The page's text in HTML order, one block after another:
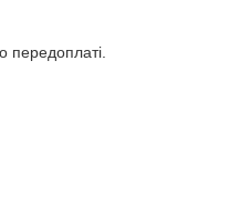
передоплаті.